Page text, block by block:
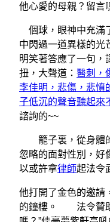
他心愛的母親？留言
個球，眼神中充滿
中閃過一道異樣的
明笑著答應了一句，
扭，大聲道： 醫刺，
李佳明，悲傷，悲憤
子低沉的聲音聽起來
諮詢的~~
籠子裏，從身體的
忽略的面對性別，好
以或許拿律師起法令
他打開了金色的邀請
的鐘樓。 法令贊